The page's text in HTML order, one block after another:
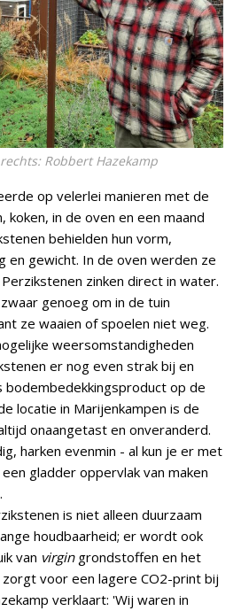
Robbert Hazekamp
op velerlei manieren met de
koken, in de oven en een maand
behielden hun vorm,
en gewicht. In de oven werden ze
zinken direct in water.
genoeg om in de tuin
ze waaien of spoelen niet weg.
weersomstandigheden
er nog even strak bij en
bodembedekkingsproduct op de
locatie in Marijenkampen is de
onaangetast en onveranderd.
harken evenmin - al kun je er met
gladder oppervlak van maken
is niet alleen duurzaam
houdbaarheid; er wordt ook
van virgingrondstoffen en het
voor een lagere CO2-print bij
verklaart: 'Wij waren in